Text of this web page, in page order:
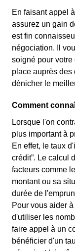
En faisant appel
assurez un gain
est fin
négociation. Il
soigné pour votre
place auprès des
dénicher le
Comment
Lorsque l'on
plus important à
En effet, le taux
crédit”. Le calcul
facteurs comme
montant ou sa
durée de
Pour vous aider
d'utiliser les
faire appel à un
bénéficier d'un